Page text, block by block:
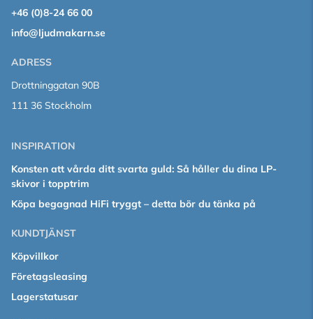
+46 (0)8-24 66 00
info@ljudmakarn.se
ADRESS
Drottninggatan 90B
111 36 Stockholm
INSPIRATION
Konsten att vårda ditt svarta guld: Så håller du dina LP-
skivor i topptrim
Köpa begagnad HiFi tryggt – detta bör du tänka på
KUNDTJÄNST
Köpvillkor
Företagsleasing
Lagerstatusar